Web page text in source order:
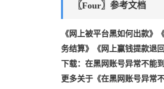
〖Four〗参考文档
《网上被平台黑如何出款》
务结算》《网上赢钱提款退
下载：在黑网账号异常不能
更多关于《在黑网账号异常